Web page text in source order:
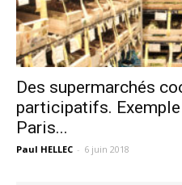
Des supermarchés
participatifs. Exemple
Paris...
Paul HELLEC - 6 juin 2018